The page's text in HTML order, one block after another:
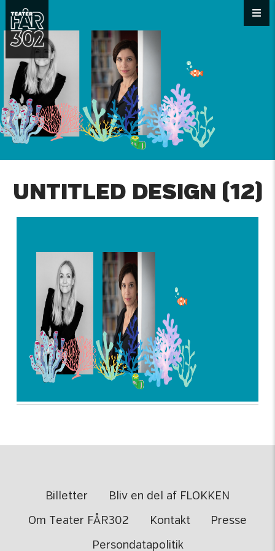
UNTITLED DESIGN (12)
Billetter Bliv en del af FLOKKEN
Om Teater FÅR302 Kontakt Presse
Persondatapolitik